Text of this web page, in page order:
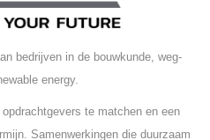
bedrijven in de bouwkunde, weg-
energy.
te matchen en een
Samenwerkingen die duurzaam